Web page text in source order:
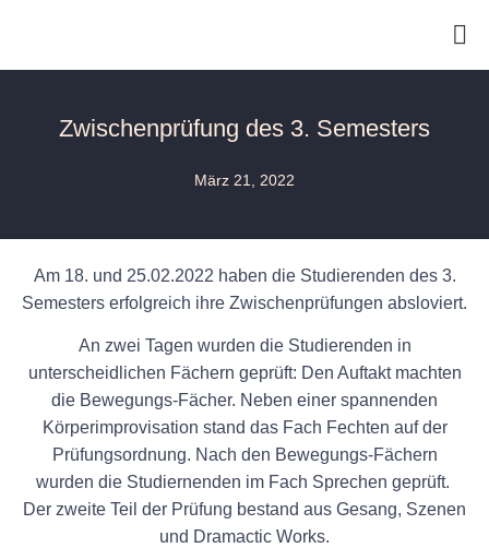
Zwischenprüfung des 3. Semesters
März 21, 2022
Am 18. und 25.02.2022 haben die Studierenden des 3.
Semesters erfolgreich ihre Zwischenprüfungen absloviert.
An zwei Tagen wurden die Studierenden in
unterscheidlichen Fächern geprüft: Den Auftakt machten
die Bewegungs-Fächer. Neben einer spannenden
Körperimprovisation stand das Fach Fechten auf der
Prüfungsordnung. Nach den Bewegungs-Fächern
wurden die Studiernenden im Fach Sprechen geprüft.
Der zweite Teil der Prüfung bestand aus Gesang, Szenen
und Dramactic Works.